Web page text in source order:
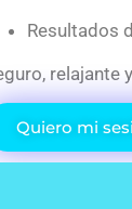
Resultados
relajante
Quiero mi